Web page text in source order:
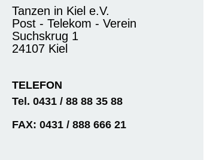
Tanzen in Kiel e.V.
Post - Telekom - Verein
Suchskrug 1
24107 Kiel
TELEFON
Tel. 0431 / 88 88 35 88
FAX: 0431 / 888 666 21